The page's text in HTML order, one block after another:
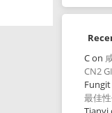
Con
CN2
Fungit
最佳